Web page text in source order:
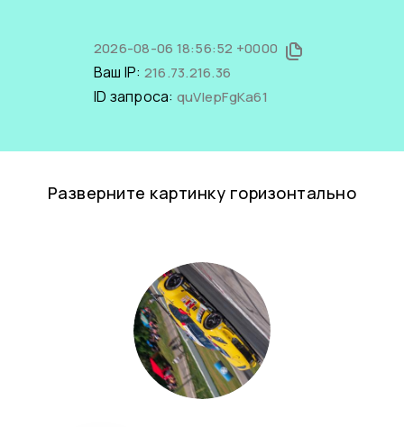
2026-08-06 18:56:52 +0000
Ваш IP: 216.73.216.36
ID запроса: quVlepFgKa61
Разверните картинку горизонтально